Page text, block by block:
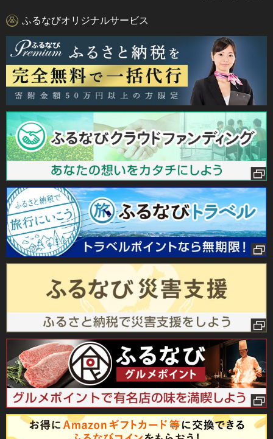
ふるなびオリジナルサービス